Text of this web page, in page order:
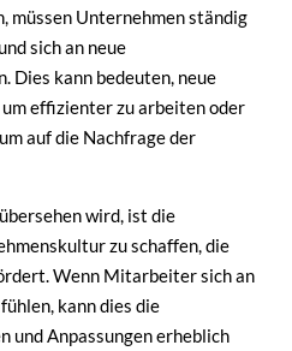
müssen Unternehmen ständig
sich an neue
Dies kann bedeuten, neue
effizienter zu arbeiten oder
auf die Nachfrage der
wird, ist die
zu schaffen, die
Wenn Mitarbeiter sich an
kann dies die
und Anpassungen erheblich